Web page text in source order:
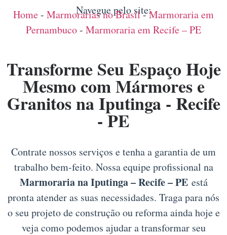
Navegue pelo site:
Home- Marmorarias no Brasil-Marmoraria em
Pernambuco- Marmoraria em Recife – PE
Transforme Seu Espaço Hoje
Mesmo com Mármores e
Granitos na Iputinga - Recife
- PE
Contrate nossos serviços e tenha a garantia de um
trabalho bem-feito. Nossa equipe profissional na
Marmoraria na Iputinga – Recife – PEestá
pronta atender as suas necessidades. Traga para nós
o seu projeto de construção ou reforma ainda hoje e
veja como podemos ajudar a transformar seu